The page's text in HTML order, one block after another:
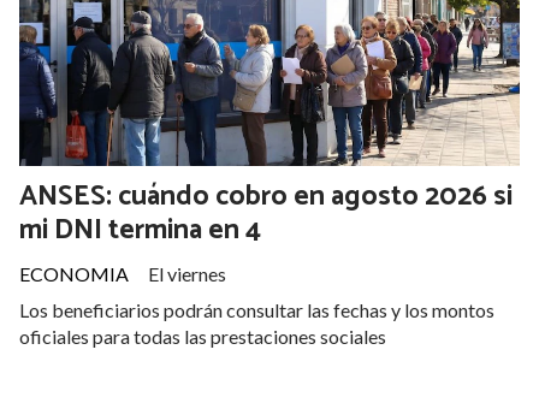
ANSES: cuándo cobro en agosto 2026 si
mi DNI termina en 4
ECONOMIA
El viernes
Los beneficiarios podrán consultar las fechas y los montos
oficiales para todas las prestaciones sociales